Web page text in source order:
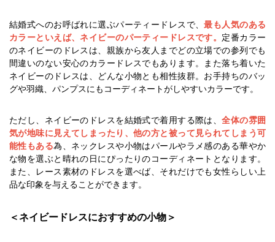
結婚式へのお呼ばれに選ぶパーティードレスで、最も人気のある
カラーといえば、ネイビーのパーティードレスです。定番カラー
のネイビーのドレスは、親族から友人までどの立場での参列でも
間違いのない安心のカラードレスでもあります。 また落ち着いた
ネイビーのドレスは、どんな小物とも相性抜群。 お手持ちのバッ
グや羽織、パンプスにもコーディネートがしやすいカラーです。
ただし、ネイビーのドレスを結婚式で着用する際は、全体の雰囲
気が地味に見えてしまったり、他の方と被って見られてしまう可
能性もある為、ネックレスや小物はパールやラメ感のある華やか
な物を選ぶと晴れの日にぴったりのコーディネートとなります。
また、レース素材のドレスを選べば、それだけでも女性らしい上
品な印象を与えることができます。
＜ネイビードレスにおすすめの小物＞